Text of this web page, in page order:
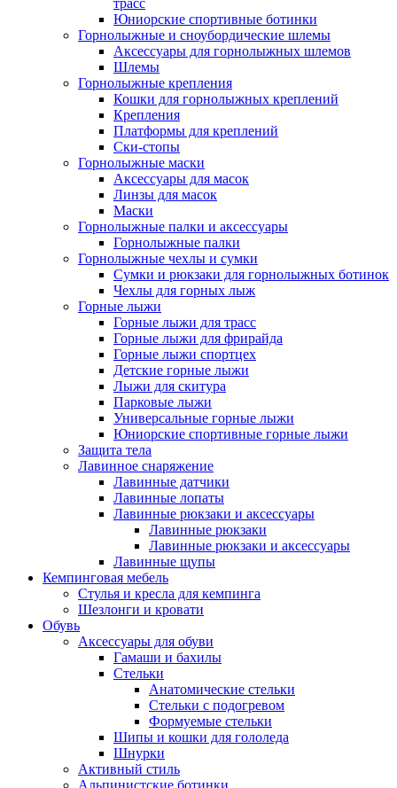
трасс
Юниорские спортивные ботинки
Горнолыжные и сноубордические шлемы
Аксессуары для горнолыжных шлемов
Шлемы
Горнолыжные крепления
Кошки для горнолыжных креплений
Крепления
Платформы для креплений
Ски-стопы
Горнолыжные маски
Аксессуары для масок
Линзы для масок
Маски
Горнолыжные палки и аксессуары
Горнолыжные палки
Горнолыжные чехлы и сумки
Сумки и рюкзаки для горнолыжных ботинок
Чехлы для горных лыж
Горные лыжи
Горные лыжи для трасс
Горные лыжи для фрирайда
Горные лыжи спортцех
Детские горные лыжи
Лыжи для скитура
Парковые лыжи
Универсальные горные лыжи
Юниорские спортивные горные лыжи
Защита тела
Лавинное снаряжение
Лавинные датчики
Лавинные лопаты
Лавинные рюкзаки и аксессуары
Лавинные рюкзаки
Лавинные рюкзаки и аксессуары
Лавинные щупы
Кемпинговая мебель
Стулья и кресла для кемпинга
Шезлонги и кровати
Обувь
Аксессуары для обуви
Гамаши и бахилы
Стельки
Анатомические стельки
Стельки с подогревом
Формуемые стельки
Шипы и кошки для гололеда
Шнурки
Активный стиль
Альпинистские ботинки